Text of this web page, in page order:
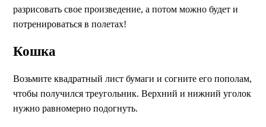
разрисовать свое произведение, а потом можно будет и
потренироваться в полетах!
Кошка
Возьмите квадратный лист бумаги и согните его пополам,
чтобы получился треугольник. Верхний и нижний уголок
нужно равномерно подогнуть.